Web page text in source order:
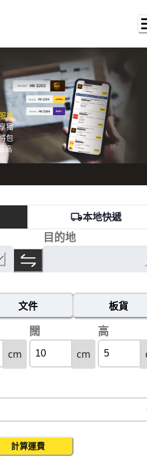
務
獨
包
高
本地快遞
目的地
文件 板貨
闊 高
cm cm
計算運費